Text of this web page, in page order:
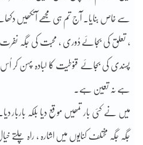
سے خاص بنایا۔ آج تم ہی مجھے آنکھیں
، تعلق کی بجائے دُوری ، محبت کی جگہ نفرت
پسندی کی بجائے قنوطیت کا لبادہ پہن کر
ہے نہ تعین ہے۔
میں نے کئی بار تمھیں موقع دیا بلکہ باربار
جگہ جگہ مختلف کنایوں میں اشارہ ، راہ